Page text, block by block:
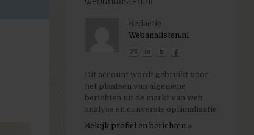
Redactie
Webanalisten.nl
Dit account wordt gebruikt voor
het plaatsen van algemene
berichten uit de markt van web
analyse en conversie optimalisatie
Bekijk profiel en berichten »